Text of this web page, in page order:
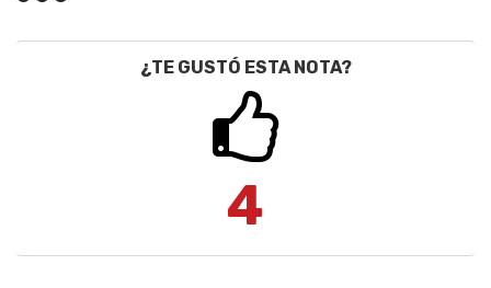
¿TE GUSTÓ ESTA NOTA?
4